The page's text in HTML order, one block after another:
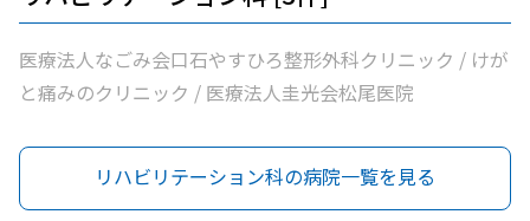
医療法人なごみ会口石やすひろ整形外科クリニック / けが
と痛みのクリニック / 医療法人圭光会松尾医院
リハビリテーション科の病院一覧を見る